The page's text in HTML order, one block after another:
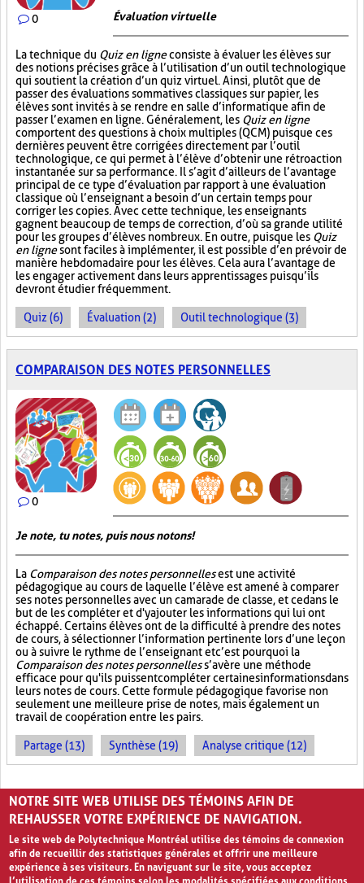
0 Évaluation virtuelle
La technique du Quiz en ligneconsiste à évaluer les élèves sur
des notions précises grâce à l’utilisation d’un outil technologique
qui soutient la création d’un quiz virtuel. Ainsi, plutôt que de
passer des évaluations sommatives classiques sur papier, les
élèves sont invités à se rendre en salle d’informatique afin de
passer l’examen en ligne. Généralement, les Quiz en ligne
comportent des questions à choix multiples (QCM) puisque ces
dernières peuvent être corrigées directement par l’outil
technologique, ce qui permet à l’élève d’obtenir une rétroaction
instantanée sur sa performance. Il s’agit d’ailleurs de l’avantage
principal de ce type d’évaluation par rapport à une évaluation
classique où l’enseignant a besoin d’un certain temps pour
corriger les copies. Avec cette technique, les enseignants
gagnent beaucoup de temps de correction, d’où sa grande utilité
pour les groupes d’élèves nombreux. En outre, puisque les Quiz
en lignesont faciles à implémenter, il est possible d’en prévoir de
manière hebdomadaire pour les élèves. Cela aura l’avantage de
les engager activement dans leurs apprentissages puisqu’ils
devront étudier fréquemment.
Quiz (6) Évaluation (2) Outil technologique (3)
COMPARAISON DES NOTES PERSONNELLES
0
Je note, tu notes, puis nous notons!
La Comparaison des notes personnellesest une activité
pédagogique au cours de laquelle l’élève est amené à comparer
ses notes personnelles avec un camarade de classe, et ce dans le
but de les compléter et d'y ajouter les informations qui lui ont
échappé. Certains élèves ont de la difficulté à prendre des notes
de cours, à sélectionner l’information pertinente lors d’une leçon
ou à suivre le rythme de l’enseignant et c’est pourquoi la
Comparaison des notes personnelless’avère une méthode
efficace pour qu'ils puissent compléter certaines informations dans
leurs notes de cours. Cette formule pédagogique favorise non
seulement une meilleure prise de notes, mais également un
travail de coopération entre les pairs.
Partage (13) Synthèse (19) Analyse critique (12)
PAGES
1 2 › »
NOTRE SITE WEB UTILISE DES TÉMOINS AFIN DE
REHAUSSER VOTRE EXPÉRIENCE DE NAVIGATION.
Le site web de Polytechnique Montréal utilise des témoins de connexion
afin de recueillir des statistiques générales et offrir une meilleure
expérience à ses visiteurs. En naviguant sur le site, vous acceptez